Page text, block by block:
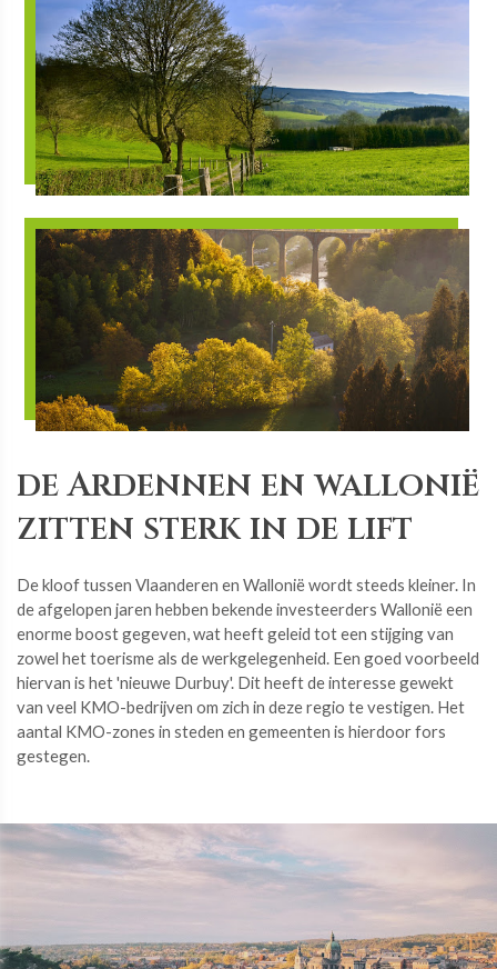
de Ardennen en wallonië
​​​​​​​zitten sterk in de lift
De kloof tussen Vlaanderen en Wallonië wordt steeds kleiner. In
de afgelopen jaren hebben bekende investeerders Wallonië een
enorme boost gegeven, wat heeft geleid tot een stijging van
zowel het toerisme als de werkgelegenheid. Een goed voorbeeld
hiervan is het 'nieuwe Durbuy'. Dit heeft de interesse gewekt
van veel KMO-bedrijven om zich in deze regio te vestigen. Het
aantal KMO-zones in steden en gemeenten is hierdoor fors
gestegen.